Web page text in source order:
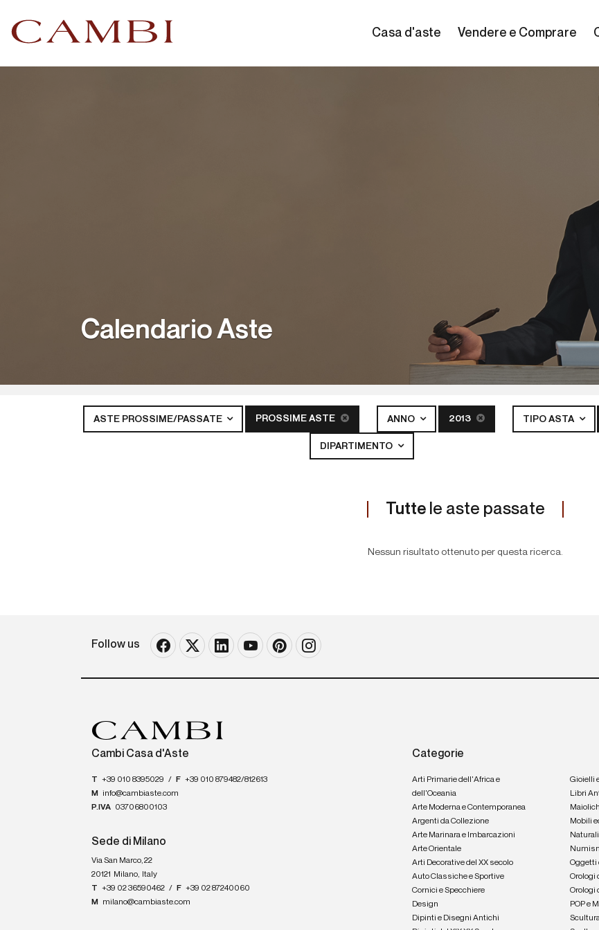
Casa d'aste Vendere e Comprare
Calendario Aste
ASTE PROSSIME/PASSATE PROSSIME ASTE ANNO 2013 TIPO ASTA
DIPARTIMENTO
Tutte le aste passate
Nessun risultato ottenuto per questa ricerca.
Follow us
Cambi Casa d'Aste
T +39 010 8395029 / F +39 010 879482/812613
M
info@cambiaste.com
P.IVA 03706800103
Sede di Milano
Via San Marco, 22
20121
Milano, Italy
T +39 02 36590462 / F +39 02 87240060
M
milano@cambiaste.com
Categorie
Arti Primarie dell'Africa e
dell'Oceania
Arte Moderna e Contemporanea
Argenti da Collezione
Arte Marinara e Imbarcazioni
Arte Orientale
Arti Decorative del XX secolo
Auto Classiche e Sportive
Cornici e Specchiere
Design
Dipinti e Disegni Antichi
Gioielli
Libri
Mobili
Oggetti
Orologi
Orologi
POP e